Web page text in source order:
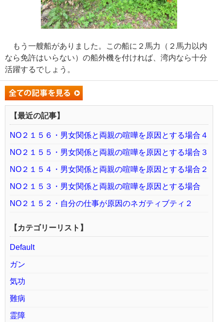
もう一艘船がありました。この船に２馬力（２馬力以内
なら免許はいらない）の船外機を付ければ、湾内なら十分
活躍するでしょう。
【最近の記事】
NO２１５６・男女関係と両親の喧嘩を原因とする場合４
NO２１５５・男女関係と両親の喧嘩を原因とする場合３
NO２１５４・男女関係と両親の喧嘩を原因とする場合２
NO２１５３・男女関係と両親の喧嘩を原因とする場合
NO２１５２・自分の仕事が原因のネガティブティ２
【カテゴリーリスト】
Default
ガン
気功
難病
霊障